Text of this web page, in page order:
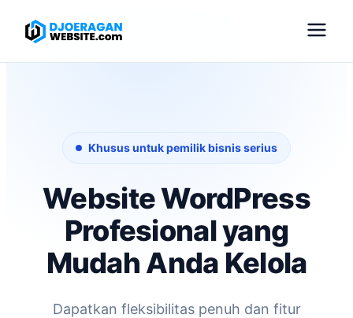
Khusus untuk pemilik bisnis serius
Website WordPress
Profesional yang
Mudah Anda Kelola
Dapatkan fleksibilitas penuh dan fitur